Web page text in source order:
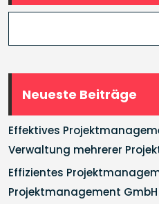
Neueste Beiträge
Effektives
Verwaltung mehrerer
Effizientes
Projektmanagement GmbH